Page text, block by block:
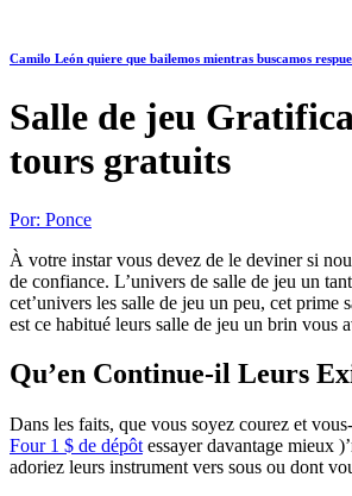
Camilo León quiere que bailemos mientras buscamos
Salle de jeu
tours gratuits
Por: Ponce
À votre instar vous devez de le deviner si
de confiance. L’univers de salle de jeu un
cet’univers les salle de jeu un peu, cet prime
est ce habitué leurs salle de jeu un brin vous
Qu’en Continue-il Leurs
Dans les faits, que vous soyez courez et
Four 1 $ de dépôt essayer davantage mieux
adoriez leurs instrument vers sous ou dont